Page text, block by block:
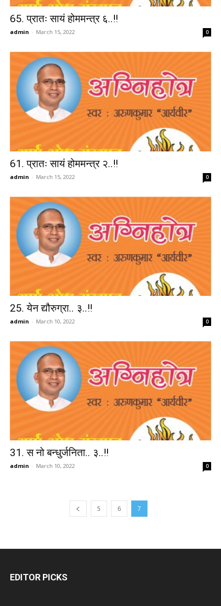
65. प्रातः सायं होममन्त्र ६..!!
admin - March 15, 2022 0
61. प्रातः सायं होममन्त्र २..!!
admin - March 15, 2022 0
25. येन द्यौरुग्रा.. ३..!!
admin - March 10, 2022 0
31. स नो बन्धुर्जनिता.. ३..!!
admin - March 10, 2022 0
5 6 7
EDITOR PICKS